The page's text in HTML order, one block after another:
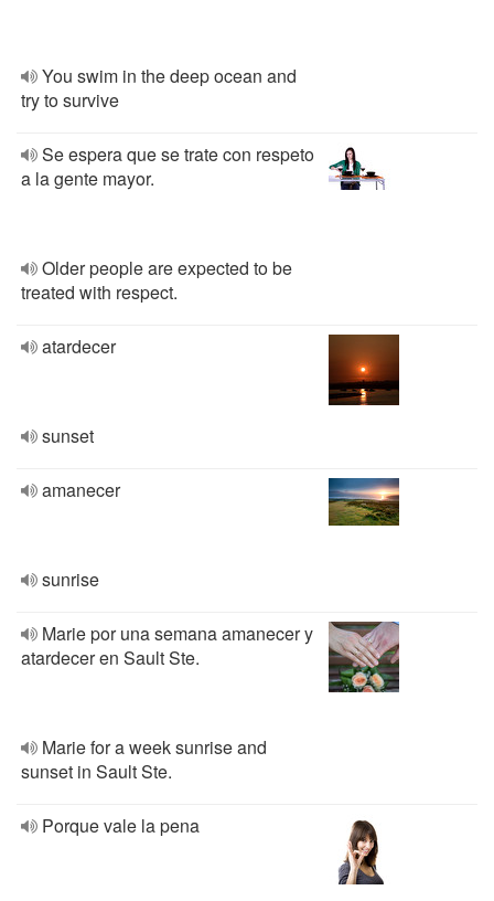
You swim in the deep ocean and
try to survive
Se espera que se trate con respeto
a la gente mayor.
Older people are expected to be
treated with respect.
atardecer
sunset
amanecer
sunrise
Marie por una semana amanecer y
atardecer en Sault Ste.
Marie for a week sunrise and
sunset in Sault Ste.
Porque vale la pena